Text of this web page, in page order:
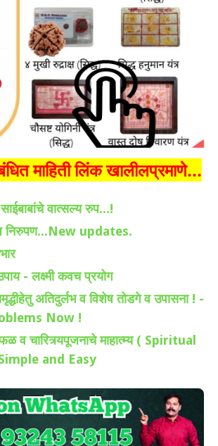
माहिती लिंक खालीलप्रमाणे...
साईबाबांचे वात्सल्य रुप...!
निरुपण...New updates.
- लक्ष्मी कवच प्रयोग
अतिदुर्लभ व विशेष तोडगे व उपासना ! -
Now !
व चारित्र्यपूजनाचे माहात्म्य ( Spiritual
and Easy